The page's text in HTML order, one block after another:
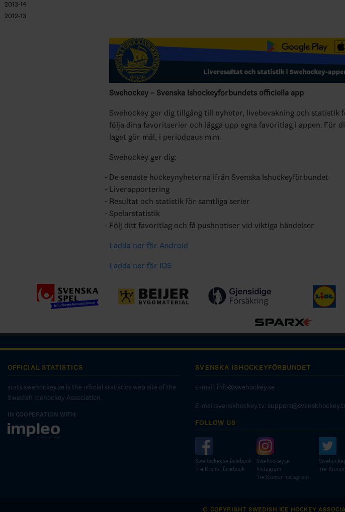
2013-14
2012-13
Swehockey – Svenska Ishockeyförbundets officiella app
Swehockey ger dig tillgång till nyheter, livebevakning och statistik
följa dina favoritserier och lägga upp egna favoritlag i appen. För
laget gör mål, i periodpaus m.m.
Swehockey ger dig:
De senaste hockeynyheterna ifrån Svenska Ishockeyförbundet
Liverapportering
Resultat och statistik för samtliga serier
Spelarstatistik
Följ ditt favoritlag och få pushnotiser vid viktiga händelser
Ladda ner för Android
Ladda ner för IOS
OFFICIAL STATISTICS
stats.swehockey.se is the official statistics web site of the
Swedish Icehockey Association.
IN COOPERATION WITH:
SVENSKA ISHOCKEYFÖRBUNDET
E-mail: info@swehockey.se
E-mail:svenskhockey.tv:
FOLLOW US
Swehockeyse facebook
Tre Kronor facebook
Swehockeyse
Instagram
Tre Kronor instagram
Tre
© COPYRIGHT SWEDISH ICE HOCKEY